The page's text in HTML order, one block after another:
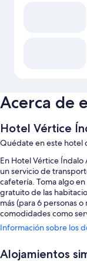
Acerca de
Hotel Vértice
Quédate en este hotel
En Hotel Vértice
un servicio de
cafetería. Toma algo
gratuito de las
más (para 6 personas
comodidades como
Estos son algunos
Una piscina al aire
Información sobre los
Alojamientos